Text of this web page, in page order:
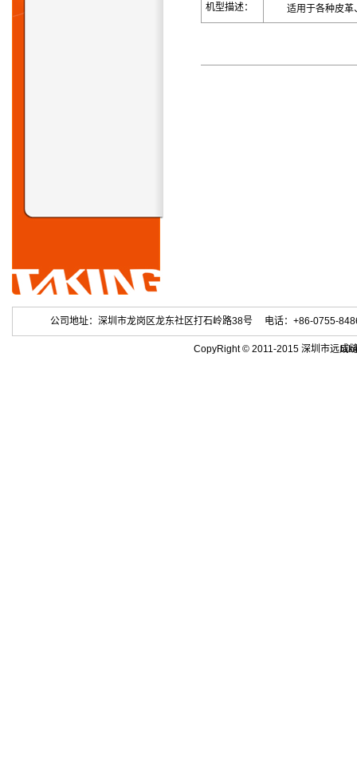
机型描述： 适用于各种皮革
公司地址：深圳市龙岗区龙东社区打石岭路38号 电话：+86-
CopyRight © 2011-2015 深圳市远成